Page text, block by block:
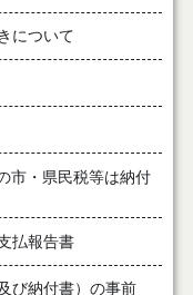
について
市・県民税等は納付
払報告書
び納付書）の事前